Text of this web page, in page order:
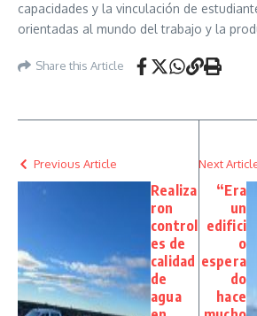
capacidades y la vinculación de
orientadas al mundo del trabajo y la
Share this Article
Previous Article
Realiza
ron
control
es de
calidad
de
agua
Next
“Era
un
edifici
o
espera
do
hace